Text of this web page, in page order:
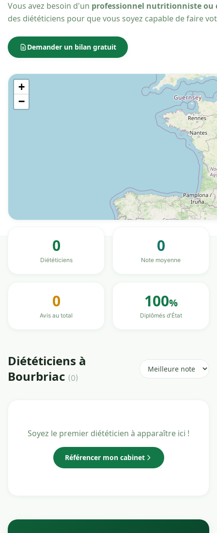
Vous avez besoin d'un professionnel nutritionniste ou
des diététiciens pour que vous soyez capable de faire
Demander un bilan gratuit
+
−
0
Diététiciens
0
Note moyenne
0
Avis au total
100%
Diplômés d'État
Diététiciens à
Bourbriac (0)
Soyez le premier diététicien à apparaître ici !
Référencer mon cabinet